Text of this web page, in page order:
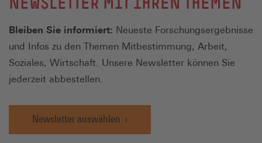
Bleiben Sie informiert: Neueste Forschungsergebnisse
und Infos zu den Themen Mitbestimmung, Arbeit,
Soziales, Wirtschaft. Unsere Newsletter können Sie
jederzeit abbestellen.
Newsletter auswählen